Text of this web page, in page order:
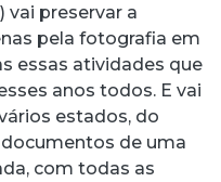
vai preservar a
pela fotografia em
essas atividades que
anos todos. E vai
estados, do
de uma
com todas as